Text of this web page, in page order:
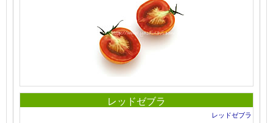
レッドゼブラ
レッドゼブラ